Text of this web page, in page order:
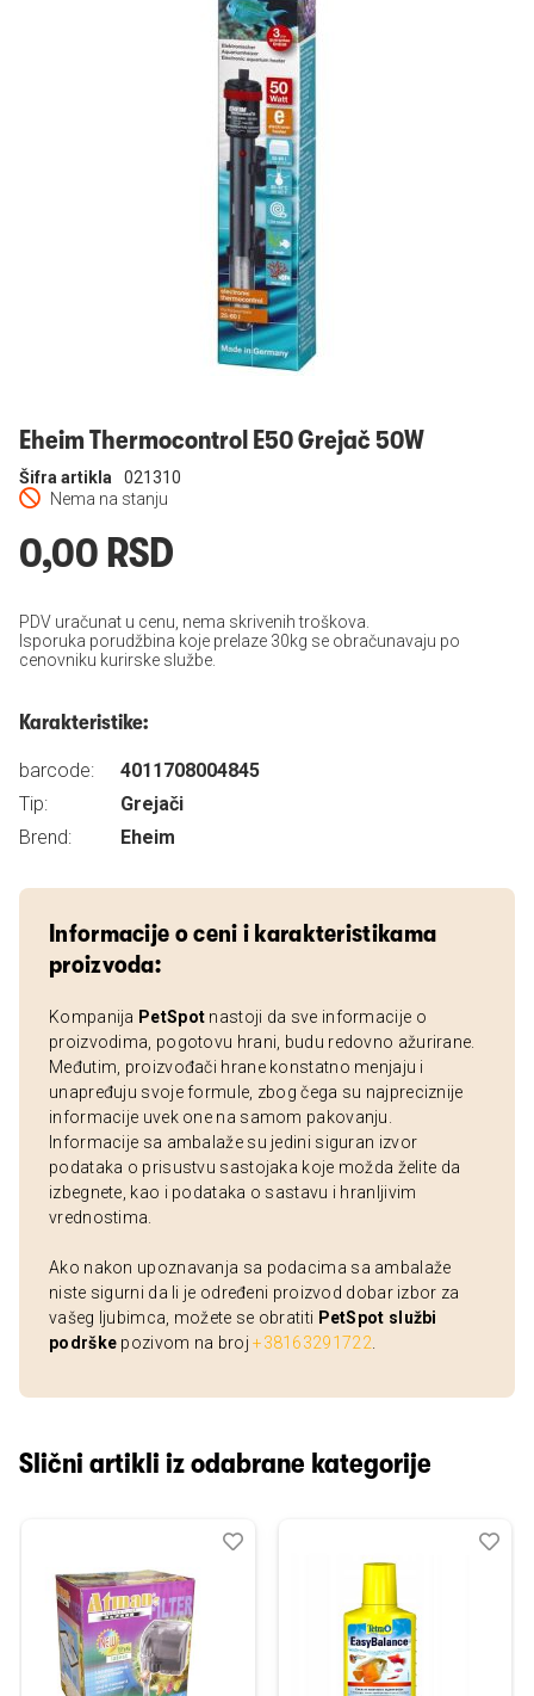
Eheim Thermocontrol E50 Grejač 50W
Nema na stanju
Šifra artikla 021310
0,00 RSD
PDV uračunat u cenu, nema skrivenih troškova.
Isporuka porudžbina koje prelaze 30kg se obračunavaju po
cenovniku kurirske službe.
Karakteristike:
barcode:
4011708004845
Tip:
Grejači
Brend:
Eheim
Informacije o ceni i karakteristikama
proizvoda:
Kompanija PetSpot nastoji da sve informacije o
proizvodima, pogotovu hrani, budu redovno ažurirane.
Međutim, proizvođači hrane konstatno menjaju i
unapređuju svoje formule, zbog čega su najpreciznije
informacije uvek one na samom pakovanju.
Informacije sa ambalaže su jedini siguran izvor
podataka o prisustvu sastojaka koje možda želite da
izbegnete, kao i podataka o sastavu i hranljivim
vrednostima.
Ako nakon upoznavanja sa podacima sa ambalaže
niste sigurni da li je određeni proizvod dobar izbor za
vašeg ljubimca, možete se obratiti PetSpot službi
podrške pozivom na broj+38163291722
Slični artikli iz odabrane kategorije
Dodaj
Uporedi